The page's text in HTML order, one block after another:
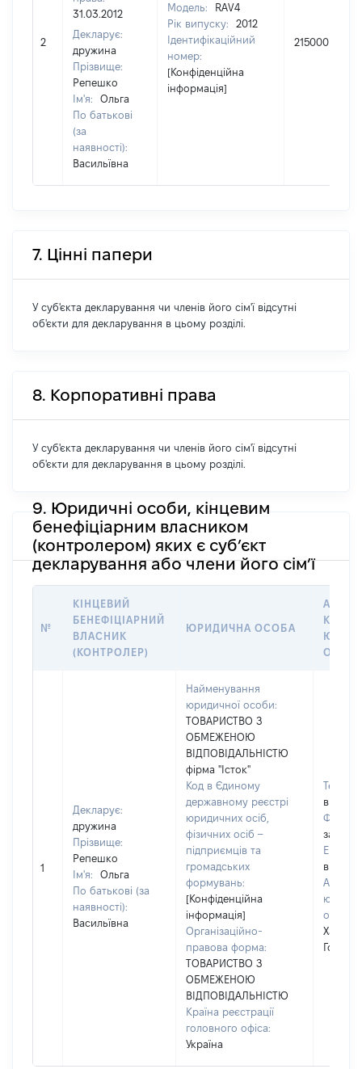
2
31.03.2012
Декларує:
дружина
Прізвище:
Репешко
Ім'я:
Ольга
По батькові
(за
наявності):
Васильївна
Модель:
RAV4
Рік випуску:
2012
Ідентифікаційний
номер:
[Конфіденційна
інформація]
215000
7. Цінні папери
У суб'єкта декларування чи членів його сім'ї відсутні
об'єкти для декларування в цьому розділі.
8. Корпоративні права
У суб'єкта декларування чи членів його сім'ї відсутні
об'єкти для декларування в цьому розділі.
9. Юридичні особи, кінцевим
бенефіціарним власником
(контролером) яких є суб’єкт
декларування або члени його сім’ї
№
КІНЦЕВИЙ
БЕНЕФІЦІАРНИЙ
ВЛАСНИК
(КОНТРОЛЕР)
ЮРИДИЧНА ОСОБА
1
Декларує:
дружина
Прізвище:
Репешко
Ім'я:
Ольга
По батькові (за
наявності):
Васильївна
Найменування
юридичної особи:
ТОВАРИСТВО З
ОБМЕЖЕНОЮ
ВІДПОВІДАЛЬНІСТЮ
фірма "Істок"
Код в Єдиному
державному реєстрі
юридичних осіб,
фізичних осіб –
підприємців та
громадських
формувань:
[Конфіденційна
інформація]
Організаційно-
правова форма:
ТОВАРИСТВО З
ОБМЕЖЕНОЮ
ВІДПОВІДАЛЬНІСТЮ
Країна реєстрації
головного офіса:
Україна
відомо]
Факс:
Email:
відомо]
Адреса
особи:
Харків,
Гоголя,